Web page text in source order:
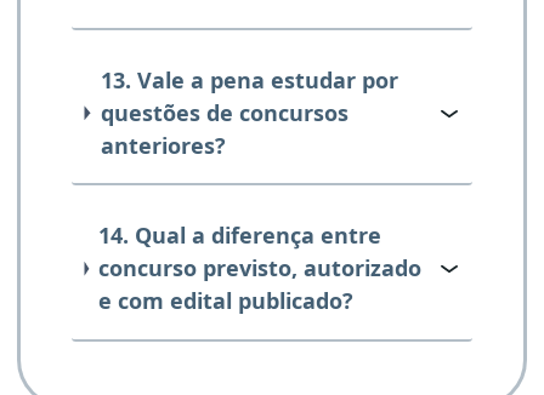
13. Vale a pena estudar por
questões de concursos
anteriores?
14. Qual a diferença entre
concurso previsto, autorizado
e com edital publicado?